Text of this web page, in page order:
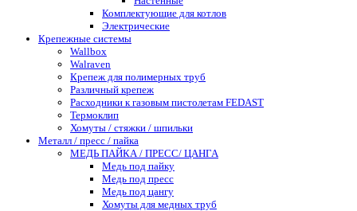
Комплектующие для котлов
Электрические
Крепежные системы
Wallbox
Walraven
Крепеж для полимерных труб
Различный крепеж
Расходники к газовым пистолетам FEDAST
Термоклип
Хомуты / стяжки / шпильки
Металл / пресс / пайка
МЕДЬ ПАЙКА / ПРЕСС/ ЦАНГА
Медь под пайку
Медь под пресс
Медь под цангу
Хомуты для медных труб